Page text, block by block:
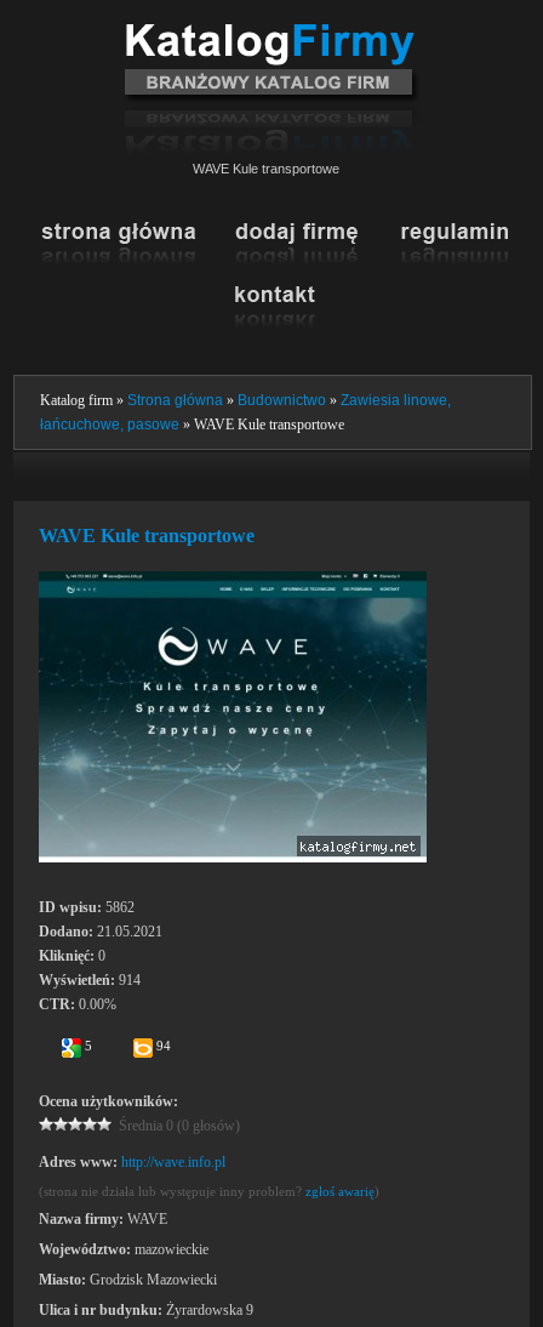
WAVE Kule transportowe
Katalog firm »Strona główna » Budownictwo »Zawiesia linowe,
łańcuchowe, pasowe » WAVE Kule transportowe
WAVE Kule transportowe
ID wpisu: 5862
Dodano: 21.05.2021
Kliknięć: 0
Wyświetleń: 914
CTR: 0.00%
5 94
Ocena użytkowników:
Średnia 0 (0 głosów)
Adres www: http://wave.info.pl
(strona nie działa lub występuje inny problem?zgłoś awarię)
Nazwa firmy: WAVE
Województwo: mazowieckie
Miasto: Grodzisk Mazowiecki
Ulica i nr budynku: Żyrardowska 9